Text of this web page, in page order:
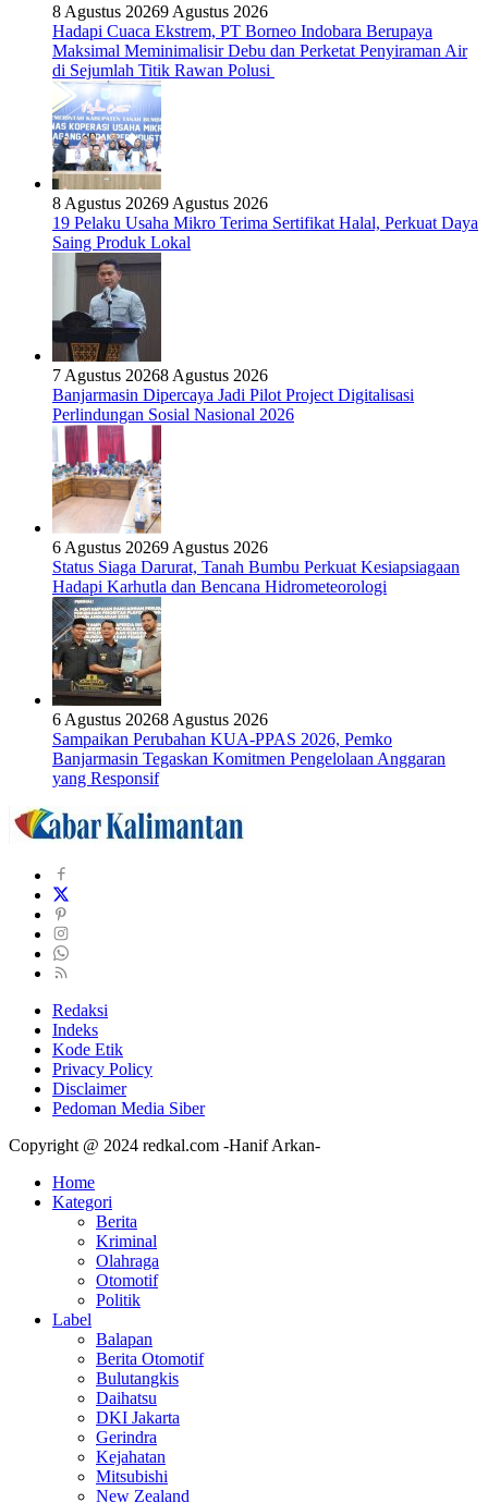
8 Agustus 20269 Agustus 2026
Hadapi Cuaca Ekstrem, PT Borneo Indobara Berupaya
Maksimal Meminimalisir Debu dan Perketat Penyiraman Air
di Sejumlah Titik Rawan Polusi
8 Agustus 20269 Agustus 2026
19 Pelaku Usaha Mikro Terima Sertifikat Halal, Perkuat Daya
Saing Produk Lokal
7 Agustus 20268 Agustus 2026
Banjarmasin Dipercaya Jadi Pilot Project Digitalisasi
Perlindungan Sosial Nasional 2026
6 Agustus 20269 Agustus 2026
Status Siaga Darurat, Tanah Bumbu Perkuat Kesiapsiagaan
Hadapi Karhutla dan Bencana Hidrometeorologi
6 Agustus 20268 Agustus 2026
Sampaikan Perubahan KUA-PPAS 2026, Pemko
Banjarmasin Tegaskan Komitmen Pengelolaan Anggaran
yang Responsif
Redaksi
Indeks
Kode Etik
Privacy Policy
Disclaimer
Pedoman Media Siber
Copyright @ 2024 redkal.com -Hanif Arkan-
Home
Kategori
Berita
Kriminal
Olahraga
Otomotif
Politik
Label
Balapan
Berita Otomotif
Bulutangkis
Daihatsu
DKI Jakarta
Gerindra
Kejahatan
Mitsubishi
New Zealand